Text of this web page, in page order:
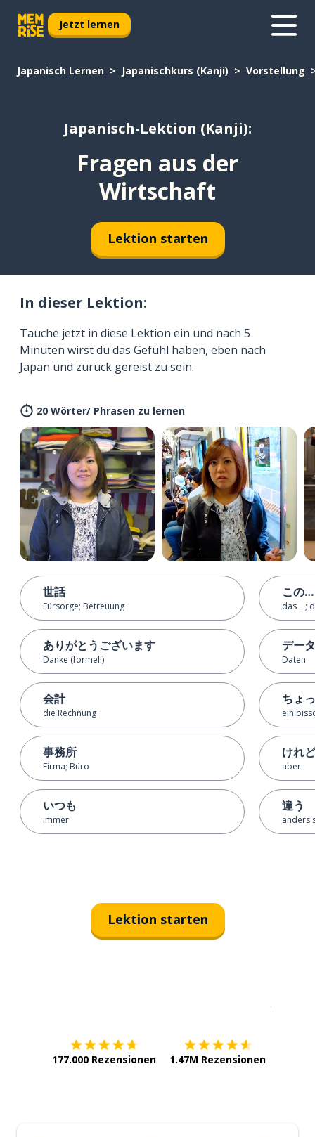
Jetzt lernen
Japanisch Lernen Japanischkurs (Kanji) Vorstellung
Japanisch-Lektion (Kanji):
Fragen aus der
Wirtschaft
Lektion starten
In dieser Lektion:
Tauche jetzt in diese Lektion ein und nach 5
Minuten wirst du das Gefühl haben, eben nach
Japan und zurück gereist zu sein.
20 Wörter/ Phrasen zu lernen
世話
Fürsorge; Betreuung
ありがとうございます
Danke (formell)
会計
die Rechnung
事務所
Firma; Büro
いつも
immer
この…
das ...;
データ
Daten
ちょ
ein
けれど
aber
違う
anders
Lektion starten
177.000 Rezensionen 1.47M Rezensionen